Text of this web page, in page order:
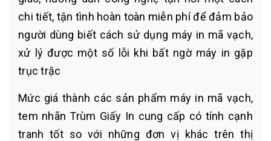
chi tiết, tận tình hoàn toàn miễn phí để đảm bảo
người dùng biết cách sử dụng máy in mã vạch,
xử lý được một số lỗi khi bất ngờ máy in gặp
trục trặc
Mức giá thành các sản phẩm máy in mã vạch,
tem nhãn Trùm Giấy In cung cấp có tính cạnh
tranh tốt so với những đơn vị khác trên thị